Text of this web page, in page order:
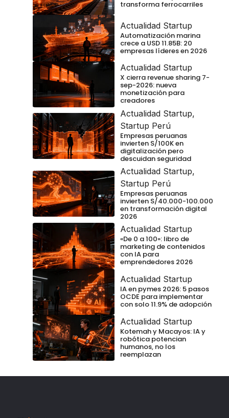
transforma ferrocarriles
Actualidad Startup
Automatización marina
crece a USD 11.85B: 20
empresas líderes en 2026
Actualidad Startup
X cierra revenue sharing 7-
sep-2026: nueva
monetización para
creadores
Actualidad Startup,
Startup Perú
Empresas peruanas
invierten S/100K en
digitalización pero
descuidan seguridad
Actualidad Startup,
Startup Perú
Empresas peruanas
invierten S/40.000-100.000
en transformación digital
2026
Actualidad Startup
«De 0 a 100»: libro de
marketing de contenidos
con IA para
emprendedores 2026
Actualidad Startup
IA en pymes 2026: 5 pasos
OCDE para implementar
con solo 11.9% de adopción
Actualidad Startup
Kotemah y Macayos: IA y
robótica potencian
humanos, no los
reemplazan